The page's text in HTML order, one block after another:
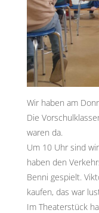
Wir haben am
Die
waren da.
Um 10 Uhr sind
haben den
Benni gespielt.
kaufen, das war
Im Theaterstück